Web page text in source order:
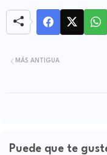
MÁS ANTIGUA
Puede que te